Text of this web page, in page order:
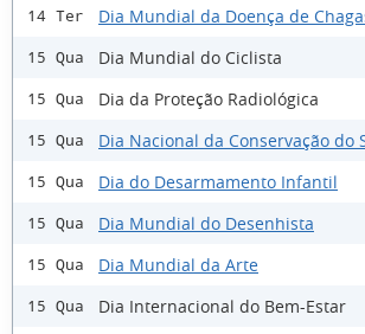
14 Ter Dia Mundial da Doença de
15 Qua Dia Mundial do Ciclista
15 Qua Dia da Proteção Radiológica
15 Qua Dia Nacional da Conservação do
15 Qua Dia do Desarmamento Infantil
15 Qua Dia Mundial do Desenhista
15 Qua Dia Mundial da Arte
15 Qua Dia Internacional do Bem-Estar